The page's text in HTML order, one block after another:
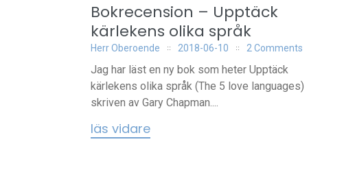
Bokrecension – Upptäck
kärlekens olika språk
Herr Oberoende 2018-06-10 2 Comments
Jag har läst en ny bok som heter Upptäck
kärlekens olika språk (The 5 love languages)
skriven av Gary Chapman....
läs vidare